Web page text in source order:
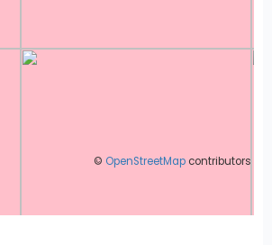
© OpenStreetMap contributors